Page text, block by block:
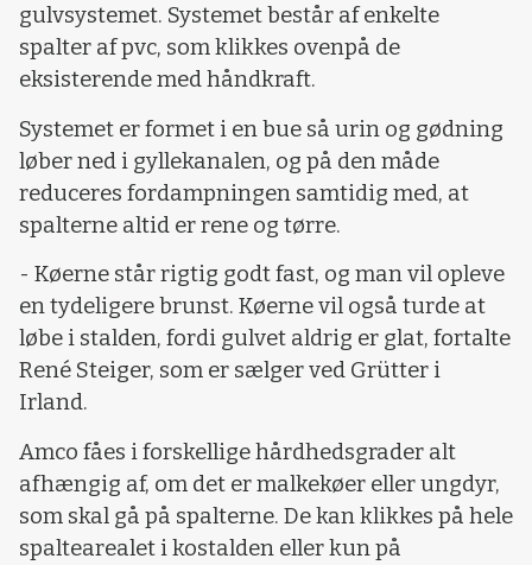
gulvsystemet. Systemet består af enkelte
spalter af pvc, som klikkes ovenpå de
eksisterende med håndkraft.
Systemet er formet i en bue så urin og gødning
løber ned i gyllekanalen, og på den måde
reduceres fordampningen samtidig med, at
spalterne altid er rene og tørre.
- Køerne står rigtig godt fast, og man vil opleve
en tydeligere brunst. Køerne vil også turde at
løbe i stalden, fordi gulvet aldrig er glat, fortalte
René Steiger, som er sælger ved Grütter i
Irland.
Amco fåes i forskellige hårdhedsgrader alt
afhængig af, om det er malkekøer eller ungdyr,
som skal gå på spalterne. De kan klikkes på hele
spaltearealet i kostalden eller kun på